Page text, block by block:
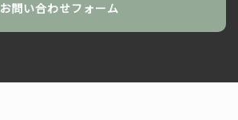
お問い合わせフォーム